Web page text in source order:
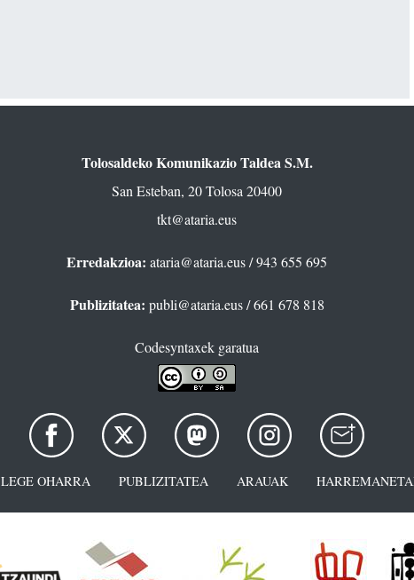
Tolosaldeko Komunikazio Taldea S.M.
San Esteban, 20 Tolosa 20400
tkt@ataria.eus
Erredakzioa: ataria@ataria.eus/ 943 655 695
Publizitatea: publi@ataria.eus/ 661 678 818
Codesyntaxek garatua
LEGE OHARRA PUBLIZITATEA ARAUAK